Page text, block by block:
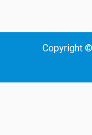
Copyright